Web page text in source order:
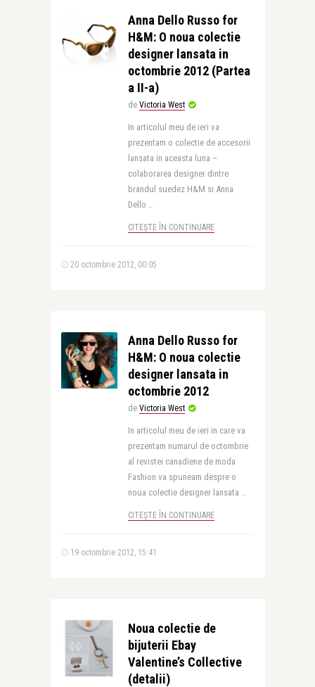
Anna Dello Russo for
H&M: O noua colectie
designer lansata in
octombrie 2012 (Partea
a II-a)
de Victoria West
In articolul meu de ieri va
prezentam o colectie de accesorii
lansata in aceasta luna –
colaborarea designer dintre
brandul suedez H&M si Anna
Dello ..
CITEȘTE ÎN CONTINUARE
20 octombrie 2012, 00:05
Anna Dello Russo for
H&M: O noua colectie
designer lansata in
octombrie 2012
de Victoria West
In articolul meu de ieri in care va
prezentam numarul de octombrie
al revistei canadiene de moda
Fashion va spuneam despre o
noua colectie designer lansata ..
CITEȘTE ÎN CONTINUARE
19 octombrie 2012, 15:41
Noua colectie de
bijuterii Ebay
Valentine’s Collective
(detalii)